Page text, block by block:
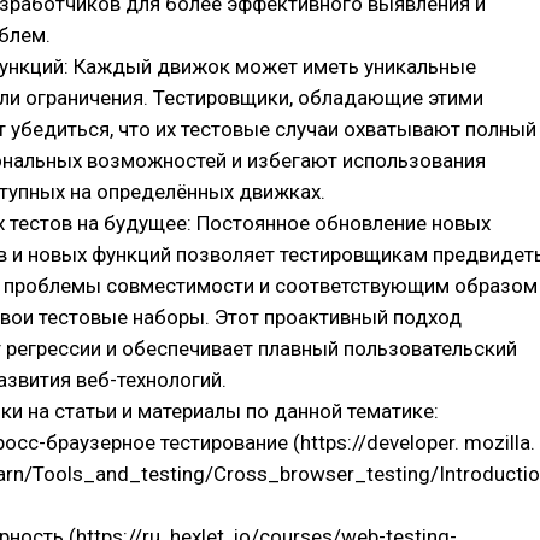
Каждый движок может иметь уникальные
ограничения. Тестировщики, обладающие этими
убедиться, что их тестовые случаи охватывают полный
возможностей и избегают использования
на определённых движках.
тестов на будущее: Постоянное обновление новых
и новых функций позволяет тестировщикам
проблемы совместимости и соответствующим образом
тестовые наборы. Этот проактивный подход
и обеспечивает плавный пользовательский
веб-технологий.
на статьи и материалы по данной тематике:
браузерное тестирование (https://developer. mozilla.
Tools_and_testing/Cross_browser_testing/Introductio